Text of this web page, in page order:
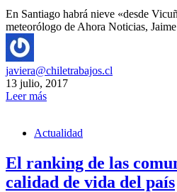
En Santiago habrá nieve «desde
meteorólogo de Ahora Noticias,
javiera@chiletrabajos.cl
13 julio, 2017
Leer más
Actualidad
El ranking de las
calidad de vida del país